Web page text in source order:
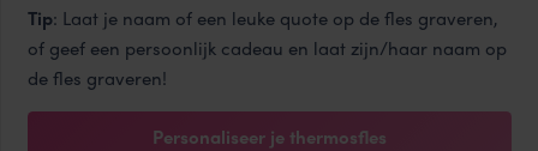
Tip: Laat je naam of een leuke quote op de fles graveren,
of geef een persoonlijk cadeau en laat zijn/haar naam op
de fles graveren!
Personaliseer je thermosfles